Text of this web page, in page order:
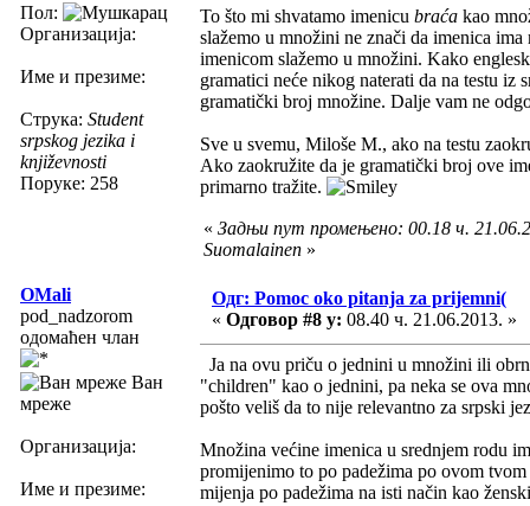
Пол:
Организација:
Име и презиме:
Струка: Student
srpskog jezika i
književnosti
Поруке: 258
To što mi shvatamo imenicu braća kao
slažemo u množini ne znači da imenica
imenicom slažemo u množini. Kako
gramatici neće nikog naterati da na testu
gramatički broj množine. Dalje vam ne
Sve u svemu, Miloše M., ako na testu
Ako zaokružite da je gramatički broj ove
primarno tražite.
« Задњи пут промењено: 00.18 ч.
Suomalainen »
OMali
pod_nadzorom
одомаћен члан
Ван
мреже
Организација:
Име и презиме:
Одг: Pomoc oko pitanja za prijemni(
« Одговор #8 у: 08.40 ч. 21.06.2013. »
Ja na ovu priču o jednini u množini ili
"children" kao o jednini, pa neka se ova
pošto veliš da to nije relevantno za srpski
Množina većine imenica u srednjem rodu
promijenimo to po padežima po ovom
mijenja po padežima na isti način kao